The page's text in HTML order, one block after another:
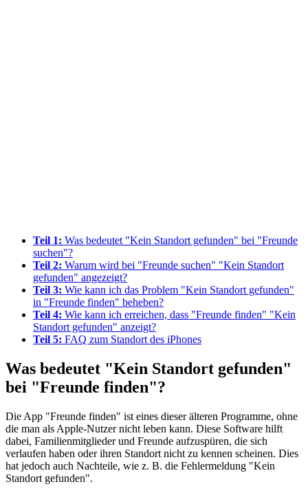
Teil 1: Was bedeutet "Kein Standort gefunden" bei "Freunde
suchen"?
Teil 2: Warum wird bei "Freunde suchen" "Kein Standort
gefunden" angezeigt?
Teil 3: Wie kann ich das Problem "Kein Standort gefunden"
in "Freunde finden" beheben?
Teil 4: Wie kann ich erreichen, dass "Freunde finden" "Kein
Standort gefunden" anzeigt?
Teil 5: FAQ zum Standort des iPhones
Was bedeutet "Kein Standort gefunden"
bei "Freunde finden"?
Die App "Freunde finden" ist eines dieser älteren Programme, ohne
die man als Apple-Nutzer nicht leben kann. Diese Software hilft
dabei, Familienmitglieder und Freunde aufzuspüren, die sich
verlaufen haben oder ihren Standort nicht zu kennen scheinen. Dies
hat jedoch auch Nachteile, wie z. B. die Fehlermeldung "Kein
Standort gefunden".